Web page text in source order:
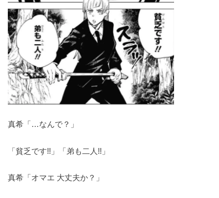
真希「…なんで？」
「貧乏です!!」「弟も二人!!」
真希「オマエ 大丈夫か？」